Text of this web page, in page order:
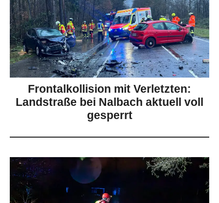
Frontalkollision mit Verletzten:
Landstraße bei Nalbach aktuell voll
gesperrt